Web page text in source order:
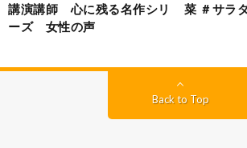
講演講師 心に残る名作シリ
ーズ 女性の声
菜 ＃サラ
Back to Top